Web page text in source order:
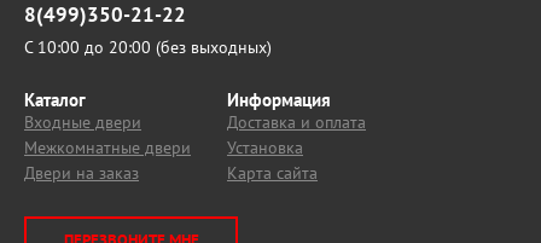
8(499)350-21-22
С 10:00 до 20:00 (без выходных)
Каталог
Входные двери
Межкомнатные двери
Двери на заказ
Информация
Доставка и оплата
Установка
Карта сайта